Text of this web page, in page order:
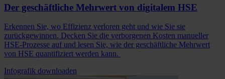
Der geschäftliche Mehrwert von digitalem HSE
Erkennen Sie, wo Effizienz verloren geht und wie Sie sie
zurückgewinnen. Decken Sie die verborgenen Kosten manueller
HSE-Prozesse auf und lesen Sie, wie der geschäftliche Mehrwert
von HSE quantifiziert werden kann.
Infografik downloaden